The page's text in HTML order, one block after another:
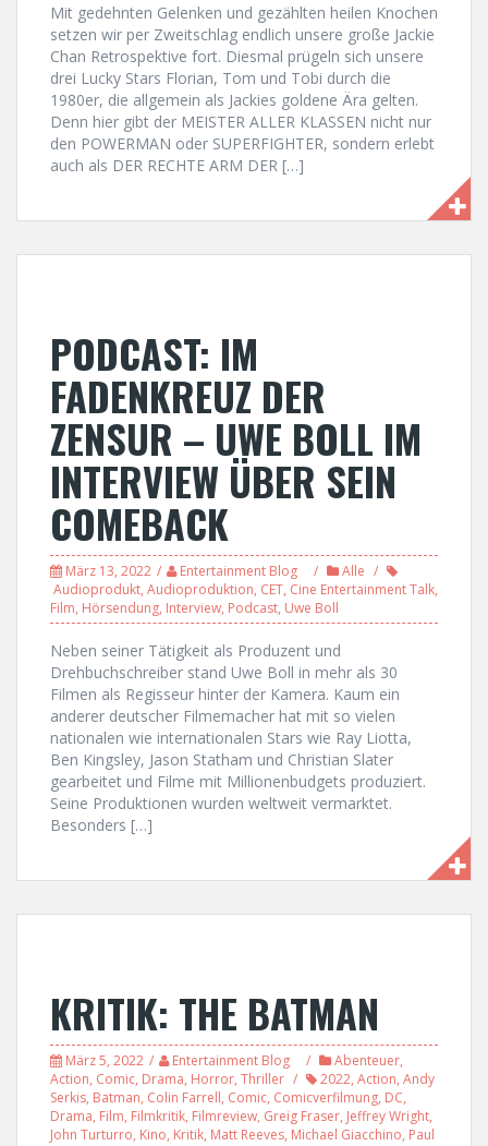
Mit gedehnten Gelenken und gezählten heilen Knochen
setzen wir per Zweitschlag endlich unsere große Jackie
Chan Retrospektive fort. Diesmal prügeln sich unsere
drei Lucky Stars Florian, Tom und Tobi durch die
1980er, die allgemein als Jackies goldene Ära gelten.
Denn hier gibt der MEISTER ALLER KLASSEN nicht nur
den POWERMAN oder SUPERFIGHTER, sondern erlebt
auch als DER RECHTE ARM DER […]
PODCAST: IM
FADENKREUZ DER
ZENSUR – UWE BOLL IM
INTERVIEW ÜBER SEIN
COMEBACK
März 13, 2022 Entertainment Blog
Alle
Audioprodukt, Audioproduktion, CET, Cine Entertainment Talk,
Film, Hörsendung, Interview, Podcast, Uwe Boll
Neben seiner Tätigkeit als Produzent und
Drehbuchschreiber stand Uwe Boll in mehr als 30
Filmen als Regisseur hinter der Kamera. Kaum ein
anderer deutscher Filmemacher hat mit so vielen
nationalen wie internationalen Stars wie Ray Liotta,
Ben Kingsley, Jason Statham und Christian Slater
gearbeitet und Filme mit Millionenbudgets produziert.
Seine Produktionen wurden weltweit vermarktet.
Besonders […]
KRITIK: THE BATMAN
März 5, 2022 Entertainment Blog Abenteuer,
Action, Comic, Drama, Horror, Thriller 2022, Action, Andy
Serkis, Batman, Colin Farrell, Comic, Comicverfilmung, DC,
Drama, Film, Filmkritik, Filmreview, Greig Fraser, Jeffrey Wright,
John Turturro, Kino, Kritik, Matt Reeves, Michael Giacchino, Paul